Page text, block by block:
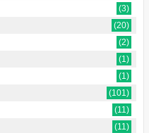
(3)
(20)
(2)
(1)
(1)
(101)
(11)
(11)